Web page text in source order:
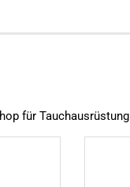
für Tauchausrüstung